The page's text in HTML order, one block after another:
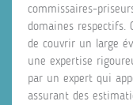
commissaires-
domaines respectifs.
de couvrir un large
une expertise
par un expert qui
assurant des